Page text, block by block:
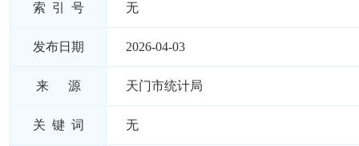
索 引 号 无
发布日期 2026-04-03
来 源 天门市统计局
关 键 词 无